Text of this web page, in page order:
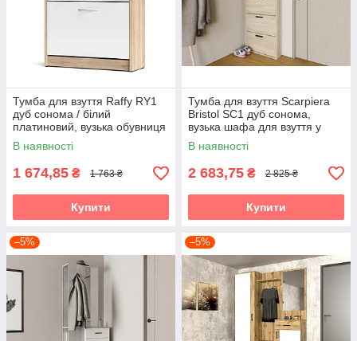
Тумба для взуття Raffy RY1
дуб сонома / білий
платиновий, вузька обувниця
в передпокій з двома
відкидними секціями Accord
В наявності
1 674,85 ₴ 1 763 ₴
Купити
Тумба для взуття Scarpiera
Bristol SC1 дуб сонома,
вузька шафа для взуття у
передпокій Accord
В наявності
2 683,75 ₴ 2 825 ₴
Купити
–5% –5%